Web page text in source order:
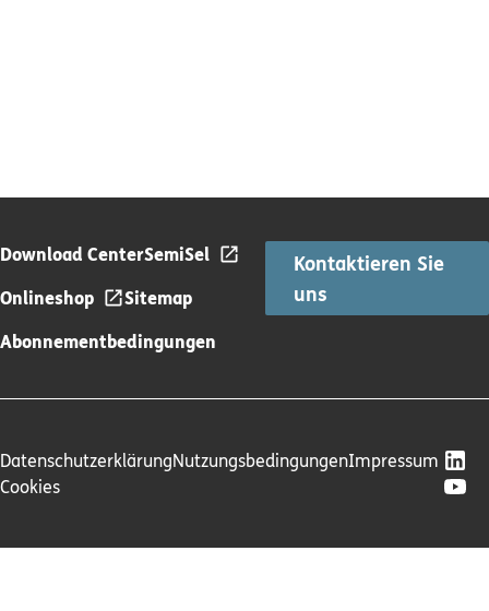
Download CenterSemiSel
Onlineshop
Sitemap
Abonnementbedingungen
Kontaktieren Sie
uns
DatenschutzerklärungNutzungsbedingungenImpressum
Cookies